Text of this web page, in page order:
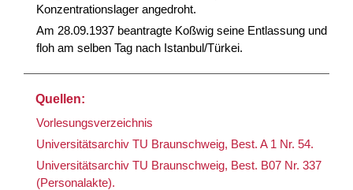
Konzentrationslager angedroht.
Am 28.09.1937 beantragte Koßwig seine Entlassung und
floh am selben Tag nach Istanbul/Türkei.
Quellen:
Vorlesungsverzeichnis
Universitätsarchiv TU Braunschweig, Best. A 1 Nr. 54.
Universitätsarchiv TU Braunschweig, Best. B07 Nr. 337
(Personalakte).